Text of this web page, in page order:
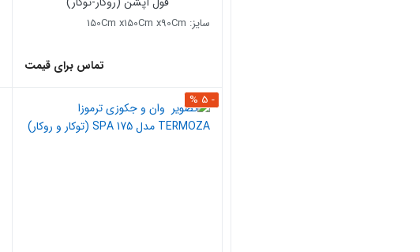
سایز: 150Cm x150Cm x90Cm
تماس برای قیمت
- 5 %